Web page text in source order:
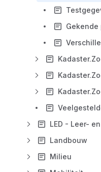
Landbouw
Milieu